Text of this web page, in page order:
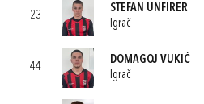
23
STEFAN UNFIRER
Igrač
44
DOMAGOJ VUKIĆ
Igrač